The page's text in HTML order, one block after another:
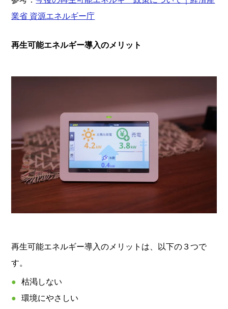
業省 資源エネルギー庁
再生可能エネルギー導入のメリット
再生可能エネルギー導入のメリットは、以下の３つで
す。
枯渇しない
環境にやさしい